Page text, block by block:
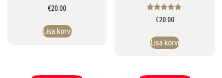
€20.00
Lisa korvi
Hinnanguga
5.00
€20.00
Lisa korvi